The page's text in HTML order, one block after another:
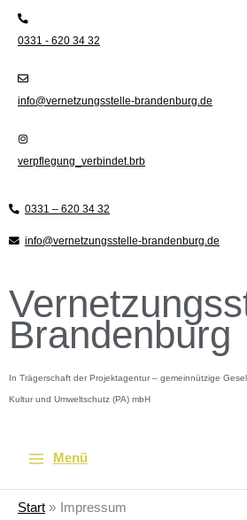
Inhalt
springen
0331 - 620 34 32
info@vernetzungsstelle-brandenburg.de
verpflegung_verbindet.brb
0331 – 620 34 32
info@vernetzungsstelle-brandenburg.de
Brandenburg
In Trägerschaft der Projektagentur – gemeinnützige
Kultur und Umweltschutz (PA) mbH
Menü
Start Impressum